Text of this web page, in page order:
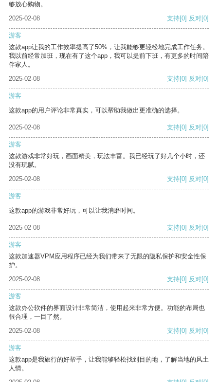
够放心购物。
2025-02-08
支持[0] 反对[0]
游客
这款app让我的工作效率提高了50%，让我能够更轻松地完成工作任务。
我以前经常加班，现在有了这个app，我可以提前下班，有更多的时间陪
伴家人。
2025-02-08
支持[0] 反对[0]
游客
这款app的用户评论非常真实，可以帮助我做出更准确的选择。
2025-02-08 支持[0] 反对[0]
游客
这款游戏非常好玩，画面精美，玩法丰富。我已经玩了好几个小时，还
没有玩腻。
2025-02-08
支持[0] 反对[0]
游客
这款app的游戏非常好玩，可以让我消磨时间。
2025-02-08 支持[0] 反对[0]
游客
这款加速器VPM应用程序已经为我们带来了无限的隐私保护和安全性保
护。
2025-02-08
支持[0] 反对[0]
游客
这款办公软件的界面设计非常简洁，使用起来非常方便。功能的布局也
很合理，一目了然。
2025-02-08
支持[0] 反对[0]
游客
这款app是我旅行的好帮手，让我能够轻松找到目的地，了解当地的风土
人情。